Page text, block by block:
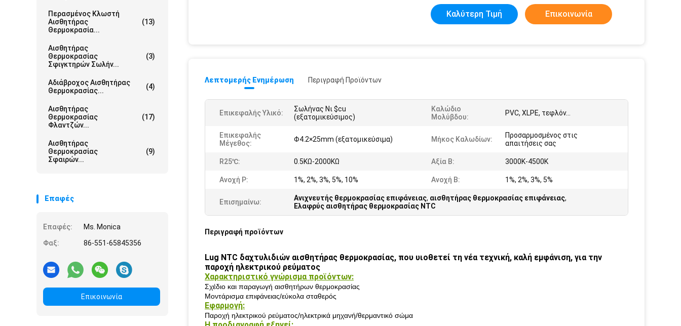
Περασμένος Κλωστή
Αισθητήρας
Θερμοκρασία...
(13)
Αισθητήρας
Θερμοκρασίας
Σφιγκτηρών Σωλήν...
(3)
Αδιάβροχος Αισθητήρας
Θερμοκρασίας...
(4)
Αισθητήρας
Θερμοκρασίας
Φλαντζών...
(17)
Αισθητήρας
Θερμοκρασίας
Σφαιρών...
(9)
Επαφές
Επαφές:
Ms. Monica
Φαξ:
86-551-65845356
Επικοινωνία
Καλύτερη Τιμή Επικοινωνία
Λεπτομερής Ενημέρωση Περιγραφή Προϊόντων
Επικεφαλής Υλικό:
Σωλήνας Νι $cu
(εξατομικεύσιμος)
Καλώδιο
Μολύβδου:
PVC, XLPE, τεφλόν…
Επικεφαλής
Μέγεθος:
Φ4.2×25mm (εξατομικεύσιμα) Μήκος Καλωδίων:
Προσαρμοσμένος στις
απαιτήσεις σας
R25℃: 0.5KΩ-2000KΩ Αξία Β: 3000K-4500K
Ανοχή Ρ: 1%, 2%, 3%, 5%, 10% Ανοχή Β: 1%, 2%, 3%, 5%
Επισημαίνω: Ανιχνευτής θερμοκρασίας επιφάνειας, αισθητήρας θερμοκρασίας επιφάνειας,
Ελαφρύς αισθητήρας θερμοκρασίας NTC
Περιγραφή προϊόντων
Lug NTC δαχτυλιδιών αισθητήρας θερμοκρασίας, που υιοθετεί τη νέα τεχνική, καλή εμφάνιση, για την
παροχή ηλεκτρικού ρεύματος
Χαρακτηριστικό γνώρισμα προϊόντων:
Σχέδιο και παραγωγή αισθητήρων θερμοκρασίας
Μοντάρισμα επιφάνειας/εύκολα σταθερός
Εφαρμογή:
Παροχή ηλεκτρικού ρεύματος/ηλεκτρικά μηχανή/θερμαντικό σώμα